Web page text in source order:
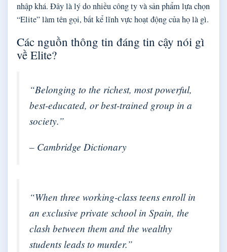
nhập khá. Đây là lý do nhiều công ty và sản phẩm lựa chọn
“Elite” làm tên gọi, bất kể lĩnh vực hoạt động của họ là gì.
Các nguồn thông tin đáng tin cậy nói gì
về Elite?
“Belonging to the richest, most powerful,
best-educated, or best-trained group in a
society.”
– Cambridge Dictionary
“When three working-class teens enroll in
an exclusive private school in Spain, the
clash between them and the wealthy
students leads to murder.”